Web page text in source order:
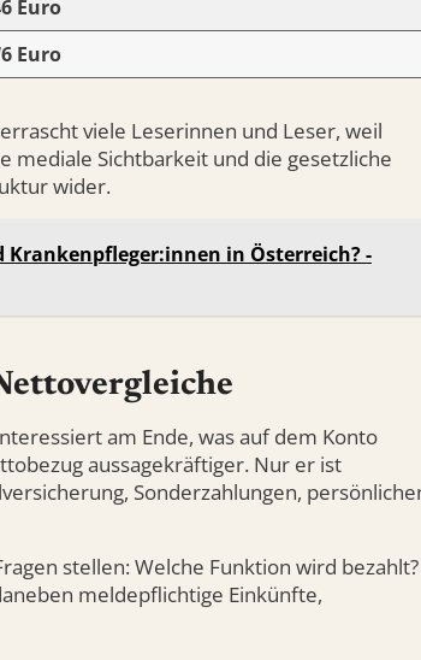
Euro
Euro
viele Leserinnen und Leser, weil
mediale Sichtbarkeit und die gesetzliche
wider.
in Österreich? -
am Ende, was auf dem Konto
aussagekräftiger. Nur er ist
Sonderzahlungen,
stellen: Welche Funktion wird bezahlt?
meldepflichtige Einkünfte,